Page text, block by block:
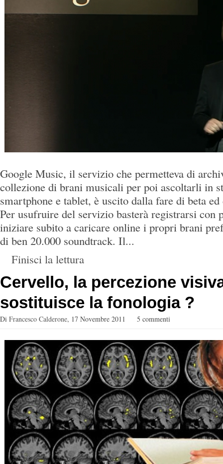
Google Music, il servizio che permetteva di
collezione di brani musicali per poi ascoltarli in
smartphone e tablet, è uscito dalla fare di beta
Per usufruire del servizio basterà registrarsi con
iniziare subito a caricare online i propri brani
di ben 20.000 soundtrack. Il...
Finisci la lettura
Cervello, la percezione
sostituisce la fonologia ?
Di Francesco Calderone, 17 Novembre 2011 5 commenti